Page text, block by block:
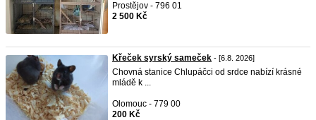
Prostějov - 796 01
2 500 Kč
Křeček syrský sameček - [6.8. 2026]
Chovná stanice Chlupáčci od srdce nabízí krásné
mládě k ...
Olomouc - 779 00
200 Kč